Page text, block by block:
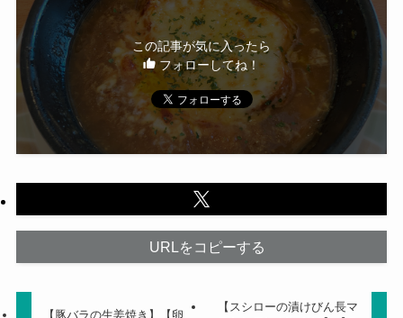
この記事が気に入ったら
フォローしてね！
URLをコピーする
【豚バラの生姜焼き】【卵
【スシローの漬けびん長マ